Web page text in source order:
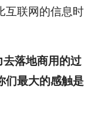
互联网的信息时
落地商用的过
们最大的感触是